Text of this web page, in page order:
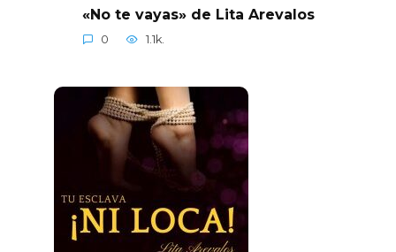
«No te vayas» de Lita Arevalos
0 1.1k.